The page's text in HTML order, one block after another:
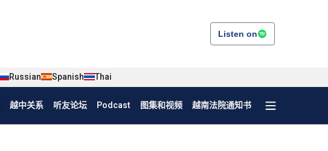
Listen on
Russian Spanish Thai
越中关系 听友论坛 Podcast 图集和视频 越南法院通知书